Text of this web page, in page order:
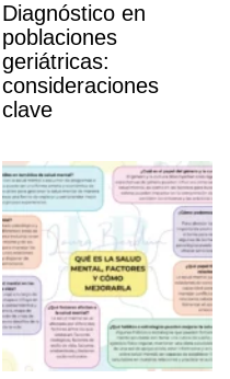
Diagnóstico en
poblaciones
geriátricas:
consideraciones
clave